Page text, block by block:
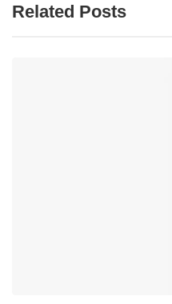
Related Posts